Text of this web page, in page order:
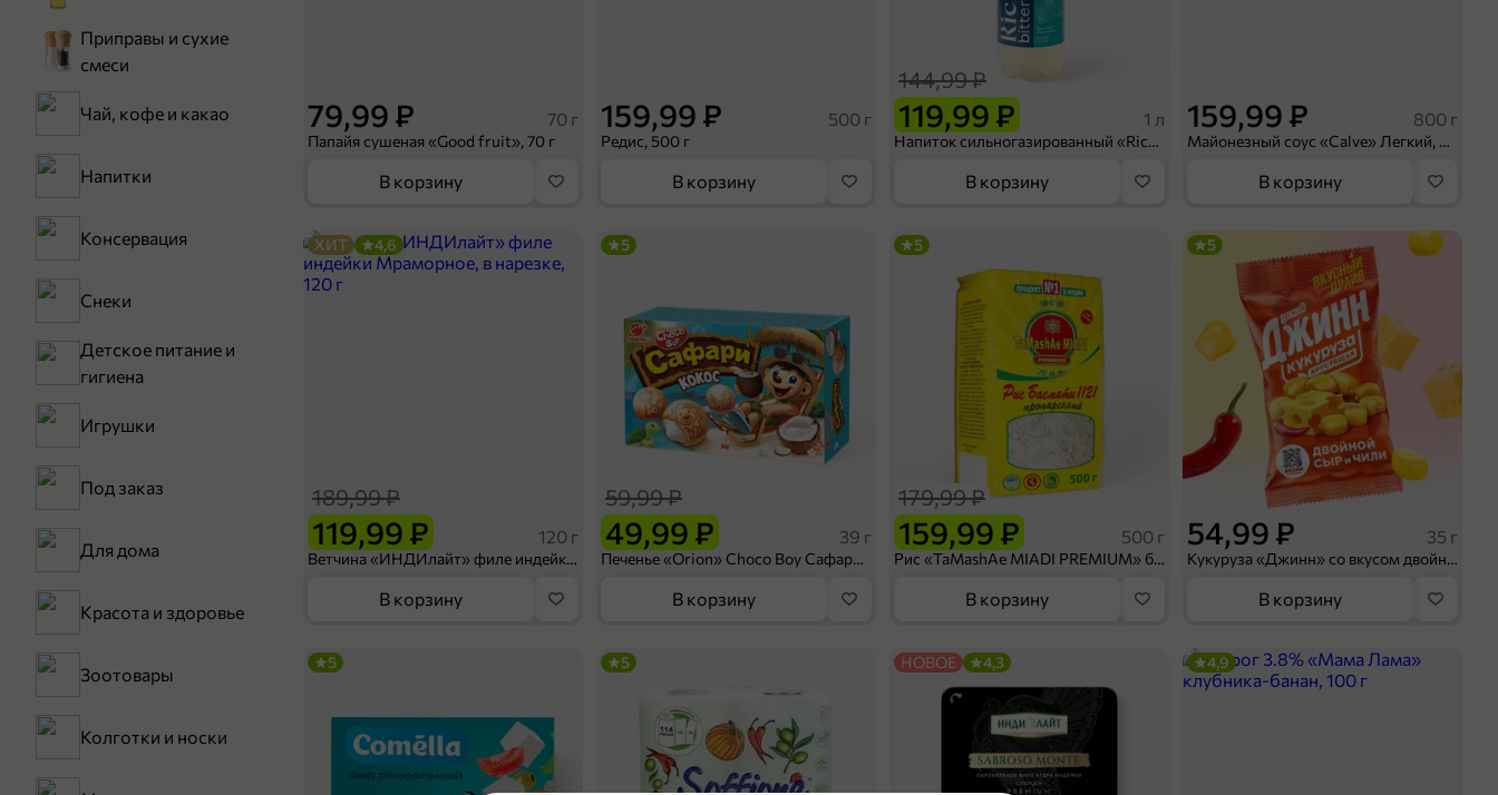
Приправы и сухие
смеси
Чай, кофе и какао
Напитки
Консервация
Снеки
Детское питание и
гигиена
Игрушки
Под заказ
Для дома
Красота и здоровье
Зоотовары
Колготки и носки
79,99 ₽ 70 г
Папайя сушеная «Good fruit», 70 г
В корзину
159,99 ₽ 500 г
Редис, 500 г
В корзину
119,99 ₽
144,99 ₽
1 л
Напиток сильногазированный «Rich» Биттер Лемон, 1 л
В корзину
159,99 ₽ 800 г
Майонезный соус «Calve» Легкий, 800 г
В корзину
119,99 ₽
189,99 ₽
120 г
Ветчина «ИНДИлайт» филе индейки Мраморное, в нарезке, 120 г
ХИТ 4,6
В корзину
49,99 ₽
59,99 ₽
39 г
Печенье «Orion» Choco Boy Сафари кокос, 39 г
5
В корзину
159,99 ₽
179,99 ₽
500 г
Рис «TaMashAe MIADI PREMIUM» басмати пропаренный, 500 г
5
В корзину
54,99 ₽ 35 г
Кукуруза «Джинн» со вкусом двойного сыра и чили, 35 г
5
В корзину
5 5 НОВОЕ 4,3 4,9